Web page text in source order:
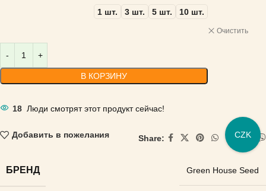
1 шт. 3 шт. 5 шт. 10 шт.
Очистить
В КОРЗИНУ
18 Люди смотрят этот продукт сейчас!
Добавить в пожелания Share:
БРЕНД Green House Seed
CZK